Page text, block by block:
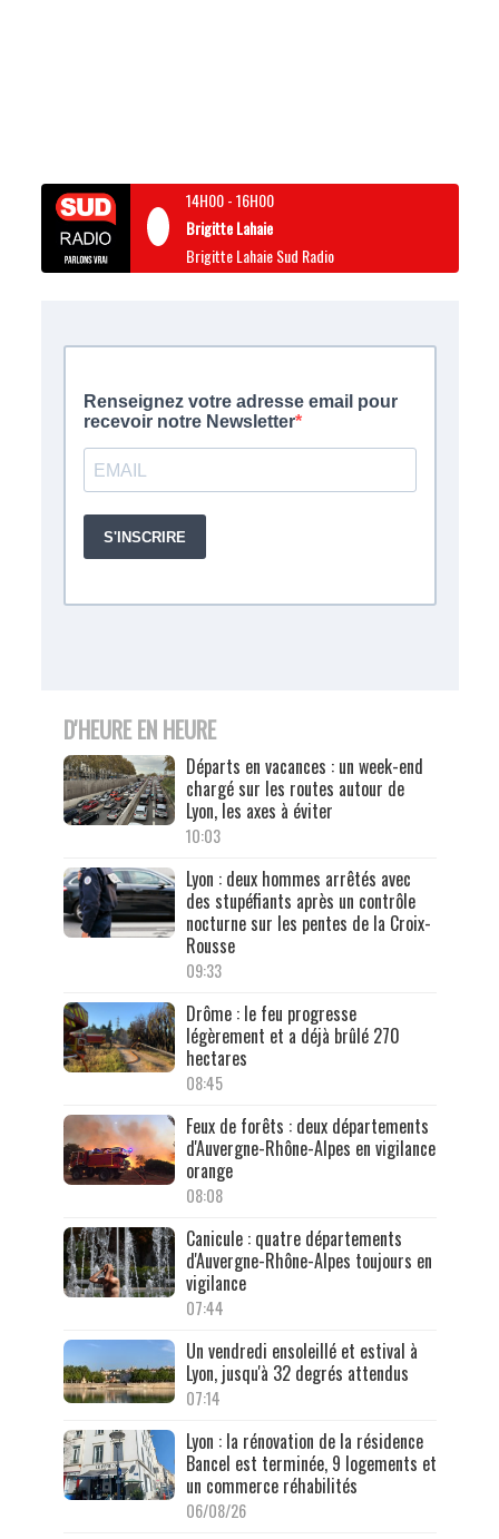
14H00-16H00
Brigitte Lahaie
Brigitte Lahaie Sud Radio
D'HEURE EN HEURE
Départs en vacances : un week-end
chargé sur les routes autour de
Lyon, les axes à éviter
10:03
Lyon : deux hommes arrêtés avec
des stupéfiants après un contrôle
nocturne sur les pentes de la Croix-
Rousse
09:33
Drôme : le feu progresse
légèrement et a déjà brûlé 270
hectares
08:45
Feux de forêts : deux départements
d'Auvergne-Rhône-Alpes en vigilance
orange
08:08
Canicule : quatre départements
d'Auvergne-Rhône-Alpes toujours en
vigilance
07:44
Un vendredi ensoleillé et estival à
Lyon, jusqu'à 32 degrés attendus
07:14
Lyon : la rénovation de la résidence
Bancel est terminée, 9 logements et
un commerce réhabilités
06/08/26